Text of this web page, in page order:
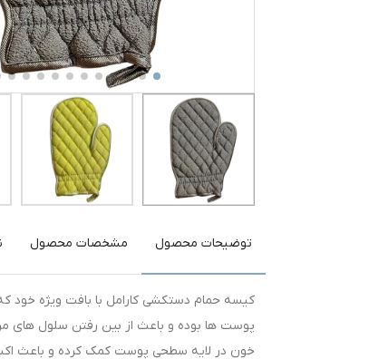
توضیحات محصول مشخصات محصول
کیسه حمام دستکشی کارامل با بافت ویژه خود
پوست ها بوده و باعث از بین رفتن سلول های
خون در لایه سطحی پوست کمک کرده و باعث